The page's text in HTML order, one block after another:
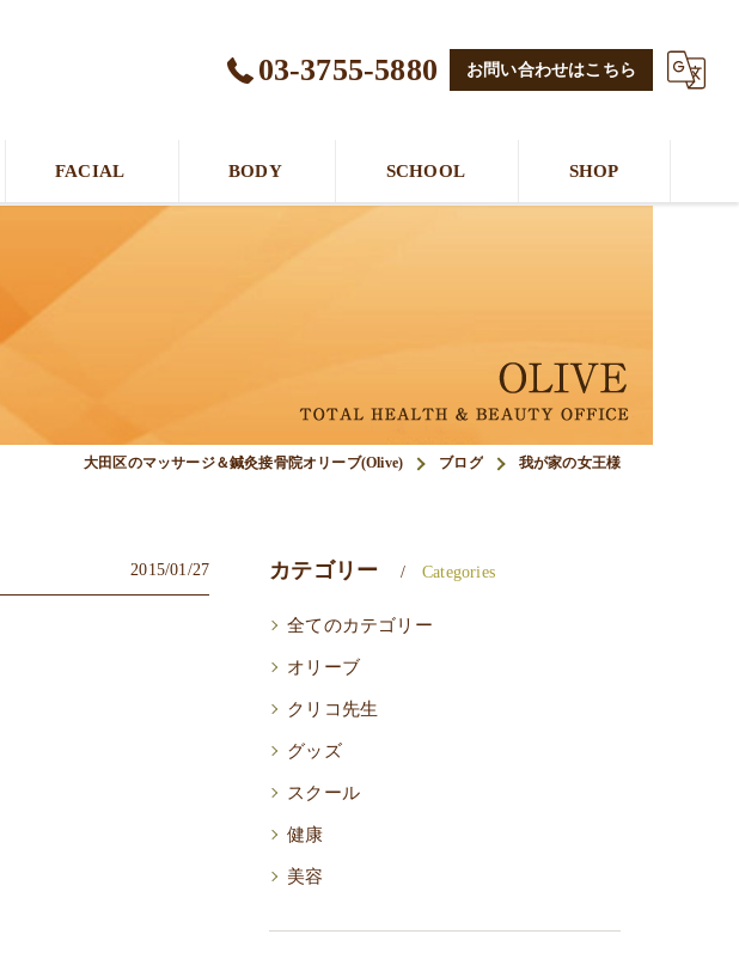
03-3755-5880 お問い合わせはこちら
FACIAL BODY SCHOOL SHOP
大田区のマッサージ＆鍼灸接骨院オリーブ(Olive) ブログ 我が家の女王様
2015/01/27 カテゴリー Categories
全てのカテゴリー
オリーブ
クリコ先生
グッズ
スクール
健康
美容